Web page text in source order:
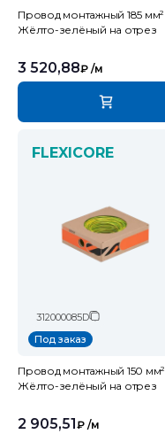
Провод монтажный 185 мм²
Жёлто-зелёный на отрез
3 520,88₽ /м
FLEXICORE
312000085D
Под заказ
Провод монтажный 150 мм²
Жёлто-зелёный на отрез
2 905,51 ₽ /м